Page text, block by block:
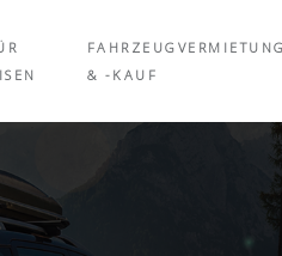
FAHRZEUGVERMIETUNG
& -KAUF